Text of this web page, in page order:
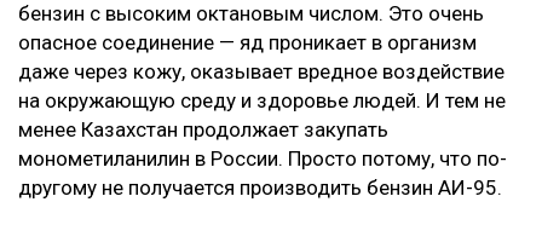
бензин с высоким октановым числом. Это очень
опасное соединение — яд проникает в организм
даже через кожу, оказывает вредное воздействие
на окружающую среду и здоровье людей. И тем не
менее Казахстан продолжает закупать
монометиланилин в России. Просто потому, что по-
другому не получается производить бензин АИ-95.